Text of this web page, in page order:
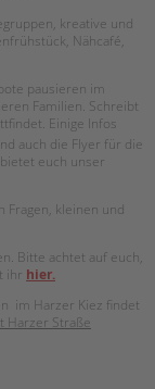
kreative und
Nähcafé,
pausieren im
Familien. Schreibt
Einige Infos
auch die Flyer für die
euch unser
Fragen, kleinen und
Bitte achtet auf euch,
ihr hier.
im Harzer Kiez findet
Harzer Straße